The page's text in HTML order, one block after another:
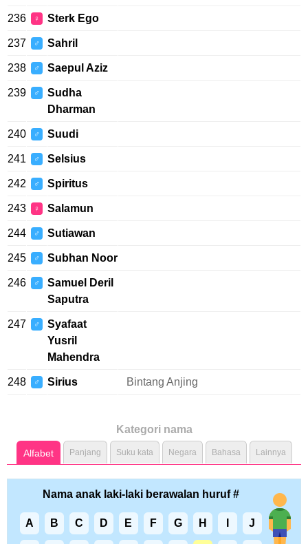
236 ♀ Sterk Ego
237 ♂ Sahril
238 ♂ Saepul Aziz
239 ♂
Sudha
Dharman
240 ♂ Suudi
241 ♂ Selsius
242 ♂ Spiritus
243 ♀ Salamun
244 ♂ Sutiawan
245 ♂ Subhan Noor
246 ♂
Samuel Deril
Saputra
247 ♂
Syafaat
Yusril
Mahendra
248 ♂ Sirius Bintang Anjing
Kategori nama
Alfabet Panjang Suku kata Negara Bahasa Lainnya
Nama anak laki-laki berawalan huruf #
A B C D E F G H J